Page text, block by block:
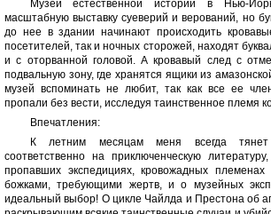
Музей естественной истории в Нью-
масштабную выставку суеверий и верований, но
до нее в здании начинают происходить
посетителей, так и ночных сторожей, находят
и с оторванной головой. А кровавый след с
подвальную зону, где хранятся ящики из
музей вспоминать не любит, так как все ее
пропали без вести, исследуя таинственное племя
Впечатления:
К летним месяцам меня всегда
соответственно на приключенческую
пропавших экспедициях, кровожадных
божками, требующими жертв, и о музейных
идеальный выбор! О цикле Чайлда и Престона об